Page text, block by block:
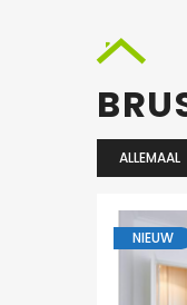
ALLEMAAL
NIEUW